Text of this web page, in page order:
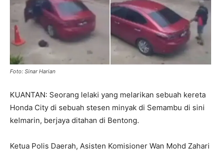
Foto: Sinar Harian
KUANTAN: Seorang lelaki yang melarikan sebuah kereta
Honda City di sebuah stesen minyak di Semambu di sini
kelmarin, berjaya ditahan di Bentong.
Ketua Polis Daerah, Asisten Komisioner Wan Mohd Zahari